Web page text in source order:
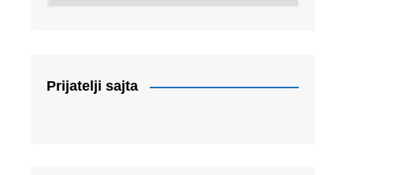
Prijatelji sajta